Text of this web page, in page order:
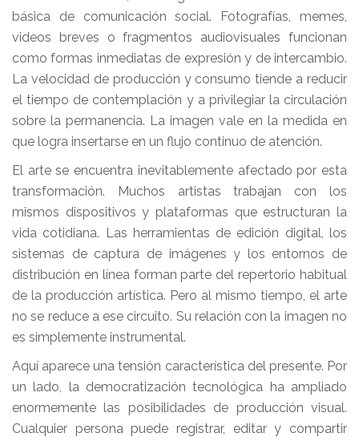
básica de comunicación social. Fotografías, memes,
videos breves o fragmentos audiovisuales funcionan
como formas inmediatas de expresión y de intercambio.
La velocidad de producción y consumo tiende a reducir
el tiempo de contemplación y a privilegiar la circulación
sobre la permanencia. La imagen vale en la medida en
que logra insertarse en un flujo continuo de atención.
El arte se encuentra inevitablemente afectado por esta
transformación. Muchos artistas trabajan con los
mismos dispositivos y plataformas que estructuran la
vida cotidiana. Las herramientas de edición digital, los
sistemas de captura de imágenes y los entornos de
distribución en línea forman parte del repertorio habitual
de la producción artística. Pero al mismo tiempo, el arte
no se reduce a ese circuito. Su relación con la imagen no
es simplemente instrumental.
Aquí aparece una tensión característica del presente. Por
un lado, la democratización tecnológica ha ampliado
enormemente las posibilidades de producción visual.
Cualquier persona puede registrar, editar y compartir